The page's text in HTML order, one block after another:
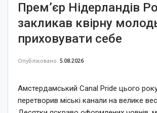
Прем’єр Нідерландів
закликав квірну
приховувати себе
Опубліковано 5.08.2026
Амстердамський Canal Pride цього
перетворив міські канали на велике